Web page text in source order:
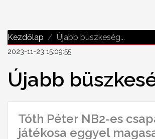
Kezdőlap Újabb büszkeség...
2023-11-23 15:09:55
Újabb
Tóth Péter NB2-es
játékosa eggyel